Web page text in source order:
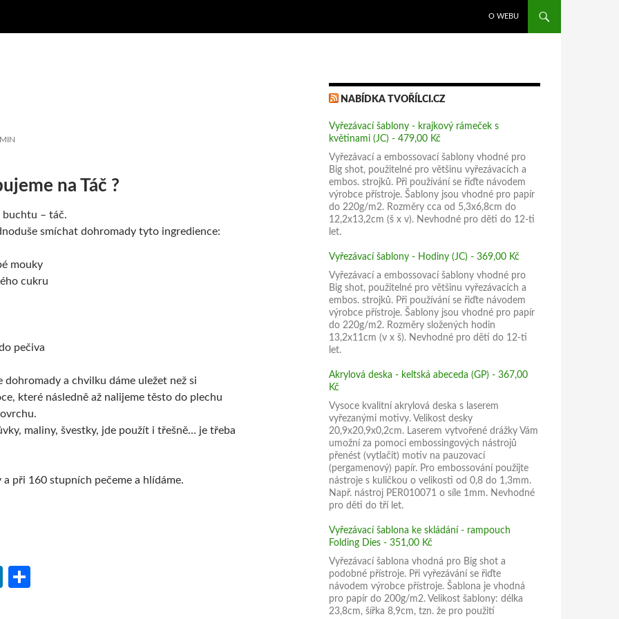
O WEBU
na Táč ?
buchtu – táč.
smíchat dohromady tyto ingredience:
mouky
cukru
pečiva
dohromady a chvilku dáme uležet než si
které následně až nalijeme těsto do plechu
maliny, švestky, jde použít i třešně… je třeba
a při 160 stupních pečeme a hlídáme.
Li
NABÍDKA TVOŘÍLCI.CZ
Vyřezávací šablony - krajkový rámeček s
květinami (JC) - 479,00 Kč
Vyřezávací a embossovací šablony vhodné pro
Big shot, použitelné pro většinu vyřezávacích a
embos. strojků. Při používání se řiďte návodem
výrobce přístroje. Šablony jsou vhodné pro papír
do 220g/m2. Rozměry cca od 5,3x6,8cm do
12,2x13,2cm (š x v). Nevhodné pro děti do 12-ti
let.
Vyřezávací šablony - Hodiny (JC) - 369,00 Kč
Vyřezávací a embossovací šablony vhodné pro
Big shot, použitelné pro většinu vyřezávacích a
embos. strojků. Při používání se řiďte návodem
výrobce přístroje. Šablony jsou vhodné pro papír
do 220g/m2. Rozměry složených hodin
13,2x11cm (v x š). Nevhodné pro děti do 12-ti
let.
Akrylová deska - keltská abeceda (GP) - 367,00
Kč
Vysoce kvalitní akrylová deska s laserem
vyřezanými motivy. Velikost desky
20,9x20,9x0,2cm. Laserem vytvořené drážky Vám
umožní za pomoci embossingových nástrojů
přenést (vytlačit) motiv na pauzovací
(pergamenový) papír. Pro embossování použijte
nástroje s kuličkou o velikosti od 0,8 do 1,3mm.
Např. nástroj PER010071 o síle 1mm. Nevhodné
pro děti do tří let.
Vyřezávací šablona ke skládání - rampouch
Folding Dies - 351,00 Kč
Vyřezávací šablona vhodná pro Big shot a
podobné přístroje. Při vyřezávání se řiďte
návodem výrobce přístroje. Šablona je vhodná
pro papír do 200g/m2. Velikost šablony: délka
23,8cm, šířka 8,9cm, tzn. že pro použití